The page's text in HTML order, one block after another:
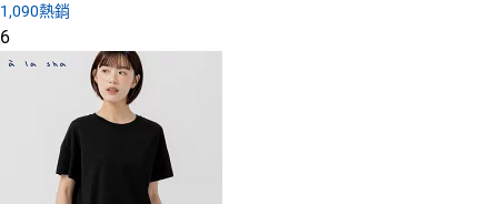
1,090熱銷
6